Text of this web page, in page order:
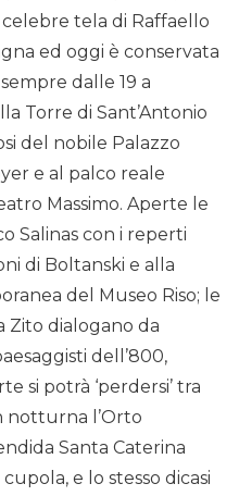
tela di Raffaello
ed oggi è conservata
dalle 19 a
Torre di Sant’Antonio
del nobile Palazzo
e al palco reale
Massimo. Aperte le
Salinas con i reperti
di Boltanski e alla
del Museo Riso; le
Zito dialogano da
dell’800,
si potrà ‘perdersi’ tra
notturna l’Orto
Santa Caterina
e lo stesso dicasi